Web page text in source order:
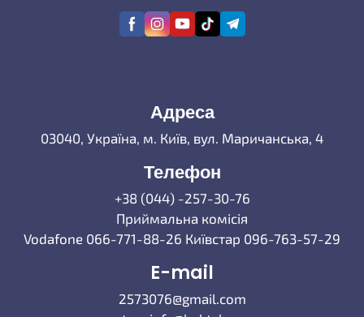
Адреса
03040, Україна, м. Київ, вул. Маричанська, 4
Телефон
+38 (044) -257-30-76
Приймальна комісія
Vodafone 066-771-88-26 Київстар 096-763-57-29
E-mail
2573076@gmail.com